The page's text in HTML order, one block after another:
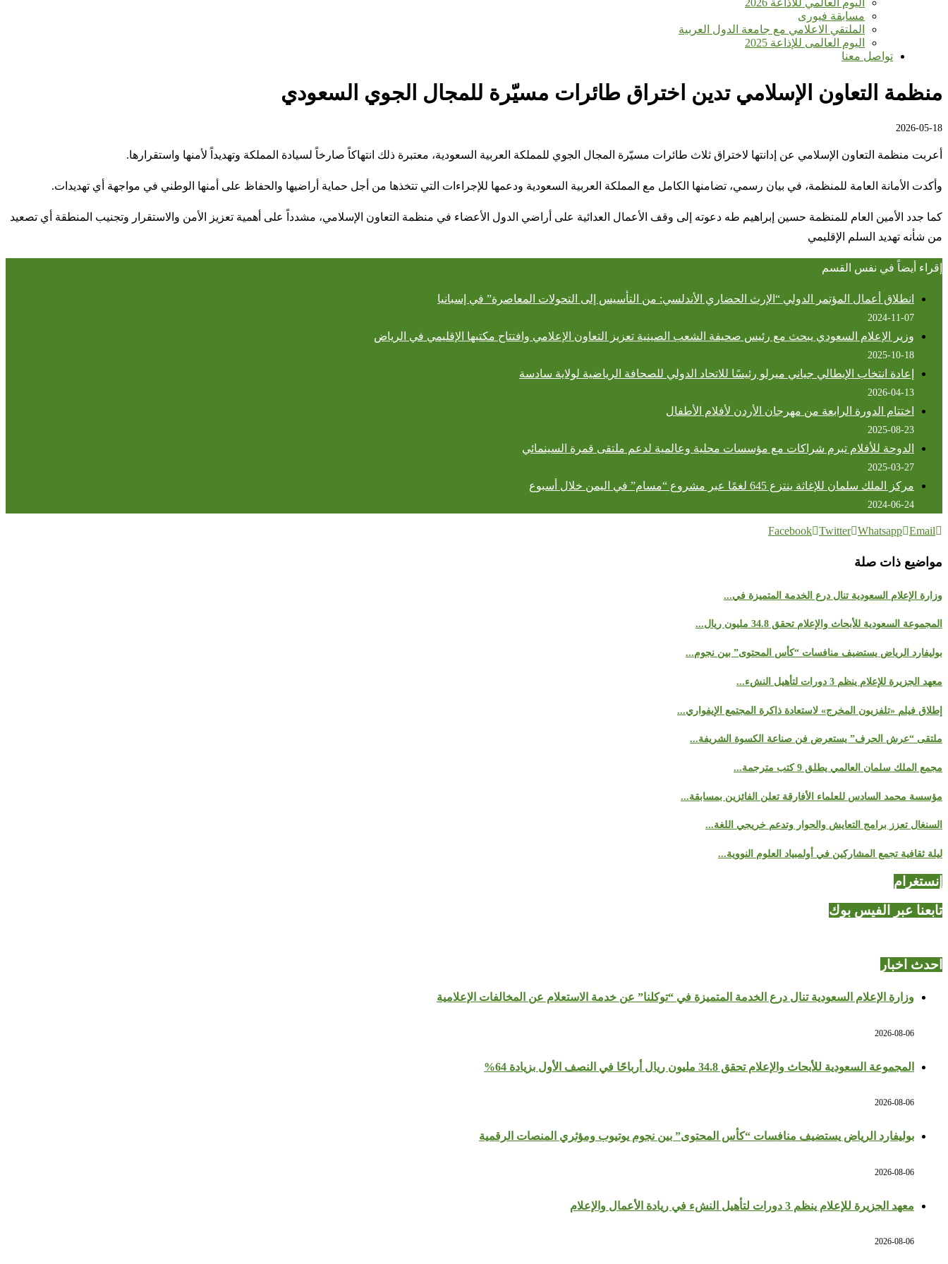
اليوم العالمي للأذاعة 2026
مسابقة فيورى
الملتقي الاعلامي مع جامعة الدول العربية
اليوم العالمى للإذاعة 2025
تواصل معنا
منظمة التعاون الإسلامي تدين اختراق طائرات مسيّرة للمجال الجوي السعودي
2026-05-18
أعربت منظمة التعاون الإسلامي عن إدانتها لاختراق ثلاث طائرات مسيّرة المجال الجوي للمملكة العربية السعودية، معتبرة ذلك انتهاكاً صارخاً لسيادة المملكة وتهديداً لأمنها واستقرارها.
وأكدت الأمانة العامة للمنظمة، في بيان رسمي، تضامنها الكامل مع المملكة العربية السعودية ودعمها للإجراءات التي تتخذها من أجل حماية أراضيها والحفاظ على أمنها الوطني في مواجهة أي تهديدات.
كما جدد الأمين العام للمنظمة حسين إبراهيم طه دعوته إلى وقف الأعمال العدائية على أراضي الدول الأعضاء في منظمة التعاون الإسلامي، مشدداً على أهمية تعزيز الأمن والاستقرار وتجنيب المنطقة أي تصعيد
من شأنه تهديد السلم الإقليمي
إقراء أيضاً في نفس القسم
انطلاق أعمال المؤتمر الدولي “الإرث الحضاري الأندلسي: من التأسيس إلى التحولات المعاصرة” في إسبانيا
2024-11-07
وزير الإعلام السعودي يبحث مع رئيس صحيفة الشعب الصينية تعزيز التعاون الإعلامي وافتتاح مكتبها الإقليمي في الرياض
2025-10-18
إعادة انتخاب الإيطالي جياني ميرلو رئيسًا للاتحاد الدولي للصحافة الرياضية لولاية سادسة
2026-04-13
اختتام الدورة الرابعة من مهرجان الأردن لأفلام الأطفال
2025-08-23
الدوحة للأفلام تبرم شراكات مع مؤسسات محلية وعالمية لدعم ملتقى قمرة السينمائي
2025-03-27
مركز الملك سلمان للإغاثة ينتزع 645 لغمًا عبر مشروع “مسام” في اليمن خلال أسبوع
2024-06-24
Facebook Twitter Whatsapp Email
مواضيع ذات صلة
وزارة الإعلام السعودية تنال درع الخدمة المتميزة في...
المجموعة السعودية للأبحاث والإعلام تحقق 34.8 مليون ريال...
بوليفارد الرياض يستضيف منافسات “كأس المحتوى” بين نجوم...
معهد الجزيرة للإعلام ينظم 3 دورات لتأهيل النشء...
إطلاق فيلم «تلفزيون المخرج» لاستعادة ذاكرة المجتمع الإيفواري...
ملتقى “عرش الحرف” يستعرض فن صناعة الكسوة الشريفة...
مجمع الملك سلمان العالمي يطلق 9 كتب مترجمة...
مؤسسة محمد السادس للعلماء الأفارقة تعلن الفائزين بمسابقة...
السنغال تعزز برامج التعايش والحوار وتدعم خريجي اللغة...
ليلة ثقافية تجمع المشاركين في أولمبياد العلوم النووية...
إنستغرام
تابعنا عبر الفيس بوك
احدث اخبار
وزارة الإعلام السعودية تنال درع الخدمة المتميزة في “توكلنا” عن خدمة الاستعلام عن المخالفات الإعلامية
2026-08-06
المجموعة السعودية للأبحاث والإعلام تحقق 34.8 مليون ريال أرباحًا في النصف الأول بزيادة 64%
2026-08-06
بوليفارد الرياض يستضيف منافسات “كأس المحتوى” بين نجوم يوتيوب ومؤثري المنصات الرقمية
2026-08-06
معهد الجزيرة للإعلام ينظم 3 دورات لتأهيل النشء في ريادة الأعمال والإعلام
2026-08-06